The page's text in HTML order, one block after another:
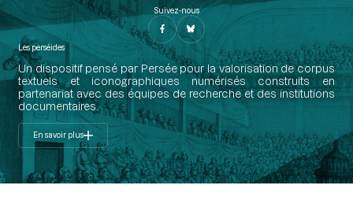
Suivez-nous
Les perséides
Un dispositif pensé par Persée pour la valorisation de corpus
textuels et iconographiques numérisés construits en
partenariat avec des équipes de recherche et des institutions
documentaires.
En savoir plus